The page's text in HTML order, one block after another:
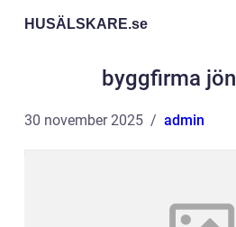
HUSÄLSKARE.se
byggfirma
30 november 2025 admin